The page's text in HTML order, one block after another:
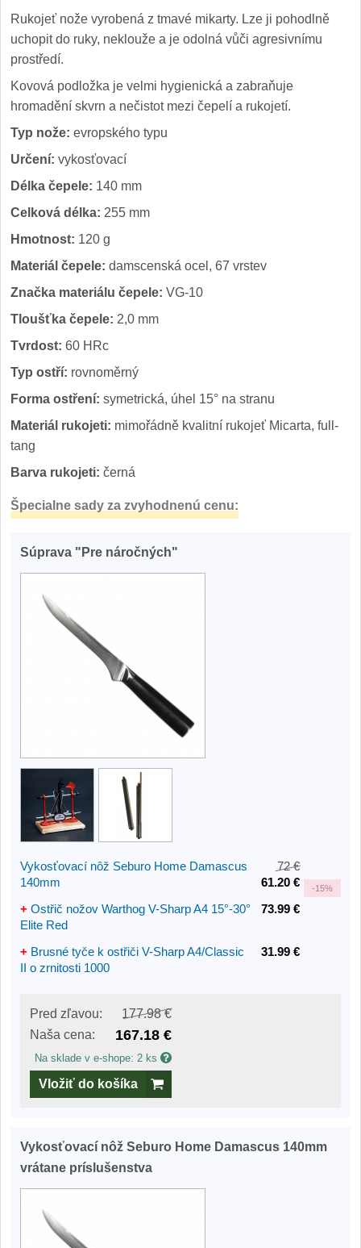
Rukojeť nože vyrobená z tmavé mikarty. Lze ji pohodlně
uchopit do ruky, neklouže a je odolná vůči agresivnímu
prostředí.
Kovová podložka je velmi hygienická a zabraňuje
hromadění skvrn a nečistot mezi čepelí a rukojetí.
Typ nože: evropského typu
Určení: vykosťovací
Délka čepele: 140 mm
Celková délka: 255 mm
Hmotnost: 120 g
Materiál čepele: damscenská ocel, 67 vrstev
Značka materiálu čepele: VG-10
Tloušťka čepele: 2,0 mm
Tvrdost: 60 HRc
Typ ostří: rovnoměrný
Forma ostření: symetrická, úhel 15° na stranu
Materiál rukojeti: mimořádně kvalitní rukojeť Micarta, full-
tang
Barva rukojeti: černá
Špecialne sady za zvyhodnenú cenu:
Súprava "Pre náročných"
Vykosťovací nôž Seburo Home Damascus
140mm
72 €
61.20 €
-15%
+ Ostřič nožov Warthog V-Sharp A4 15°-30°
Elite Red
73.99 €
+ Brusné tyče k ostřiči V-Sharp A4/Classic
II o zrnitosti 1000
31.99 €
Pred zľavou:
177.98 €
Naša cena:
167.18 €
Na sklade v e-shope: 2 ks
Vložiť do košíka
Vykosťovací nôž Seburo Home Damascus 140mm
vrátane príslušenstva